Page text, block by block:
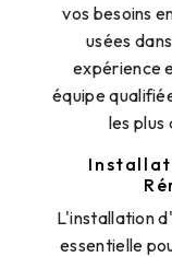
vos besoins
usées
expérience
équipe
les
L'installation
essentielle